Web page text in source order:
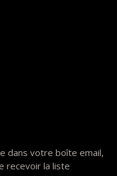
dans votre boîte email,
recevoir la liste